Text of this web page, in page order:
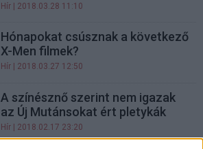
Hír | 2018.03.28 11:10
Hónapokat csúsznak a következő
X-Men filmek?
Hír | 2018.03.27 12:50
A színésznő szerint nem igazak
az Új Mutánsokat ért pletykák
Hír | 2018.02.17 23:20